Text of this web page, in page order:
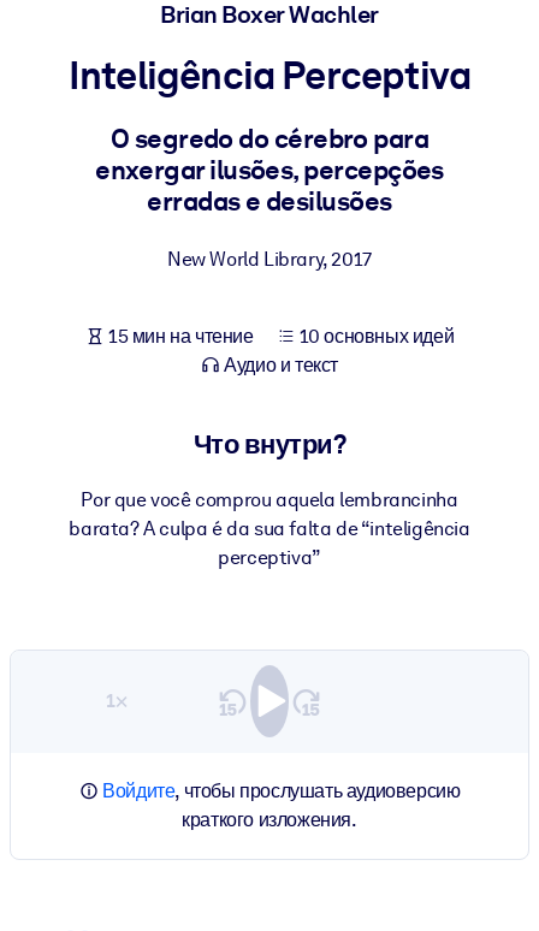
ПО СИСТЕМАМ
Интегрируйте краткие проверенные знания в вашу LMS/LXP для
лучших результатов обучения.
Обогатите корпоративную библиотеку надежными и готовыми к
Для ИИ-систем
Используйте надежные структурированные знания для
Brian Boxer Wachler
Inteligência Perceptiva
O segredo do cérebro para
enxergar ilusões, percepções
erradas e desilusões
New World Library,2017
15 мин на чтение
10 основных идей
Аудио и текст
Что внутри?
Por que você comprou aquela lembrancinha
barata? A culpa é da sua falta de “inteligência
perceptiva”
1×
Войдите, чтобы прослушать аудиоверсию
краткого изложения.